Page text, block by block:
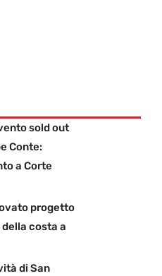
sold out
Conte:
a Corte
progetto
costa a
di San